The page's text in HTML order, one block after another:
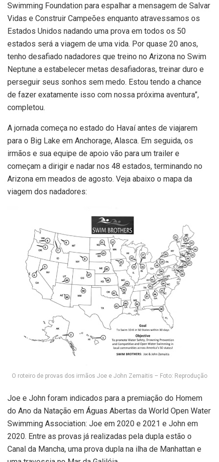
Swimming Foundation para espalhar a mensagem de Salvar
Vidas e Construir Campeões enquanto atravessamos os
Estados Unidos nadando uma prova em todos os 50
estados será a viagem de uma vida. Por quase 20 anos,
tenho desafiado nadadores que treino no Arizona no Swim
Neptune a estabelecer metas desafiadoras, treinar duro e
perseguir seus sonhos sem medo. Estou tendo a chance
de fazer exatamente isso com nossa próxima aventura”,
completou.
A jornada começa no estado do Havaí antes de viajarem
para o Big Lake em Anchorage, Alasca. Em seguida, os
irmãos e sua equipe de apoio vão para um trailer e
começam a dirigir e nadar nos 48 estados, terminando no
Arizona em meados de agosto. Veja abaixo o mapa da
viagem dos nadadores:
O roteiro de provas dos irmãos Joe e John Zemaitis – Foto: Reprodução
Joe e John foram indicados para a premiação do Homem
do Ano da Natação em Águas Abertas da World Open Water
Swimming Association: Joe em 2020 e 2021 e John em
2020. Entre as provas já realizadas pela dupla estão o
Canal da Mancha, uma prova dupla na ilha de Manhattan e